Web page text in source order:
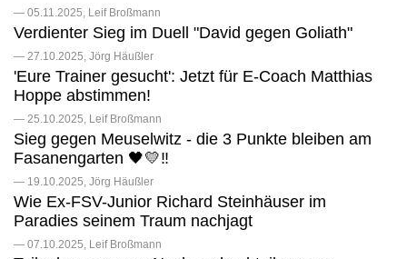
— 05.11.2025, Leif Broßmann
Verdienter Sieg im Duell "David gegen Goliath"
— 27.10.2025, Jörg Häußler
'Eure Trainer gesucht': Jetzt für E-Coach Matthias
Hoppe abstimmen!
— 25.10.2025, Leif Broßmann
Sieg gegen Meuselwitz - die 3 Punkte bleiben am
Fasanengarten 🖤💛‼️
— 19.10.2025, Jörg Häußler
Wie Ex-FSV-Junior Richard Steinhäuser im
Paradies seinem Traum nachjagt
— 07.10.2025, Leif Broßmann